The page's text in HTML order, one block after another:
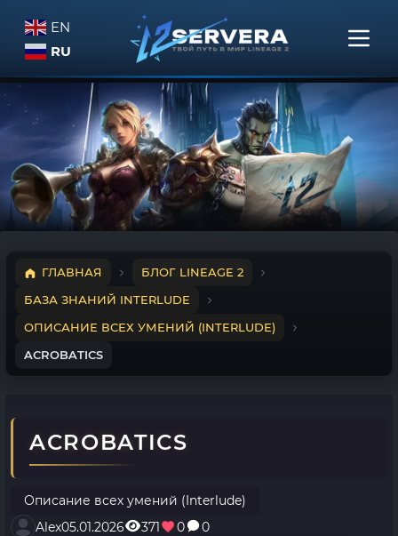
EN
RU
ГЛАВНАЯ
БЛОГ LINEAGE 2
БАЗА ЗНАНИЙ INTERLUDE
ОПИСАНИЕ ВСЕХ УМЕНИЙ (INTERLUDE)
ACROBATICS
ACROBATICS
Описание всех умений (Interlude)
Alex05.01.2026 371 0 0